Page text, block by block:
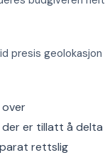
presis geolokasjon
der er tillatt å delta
rettslig